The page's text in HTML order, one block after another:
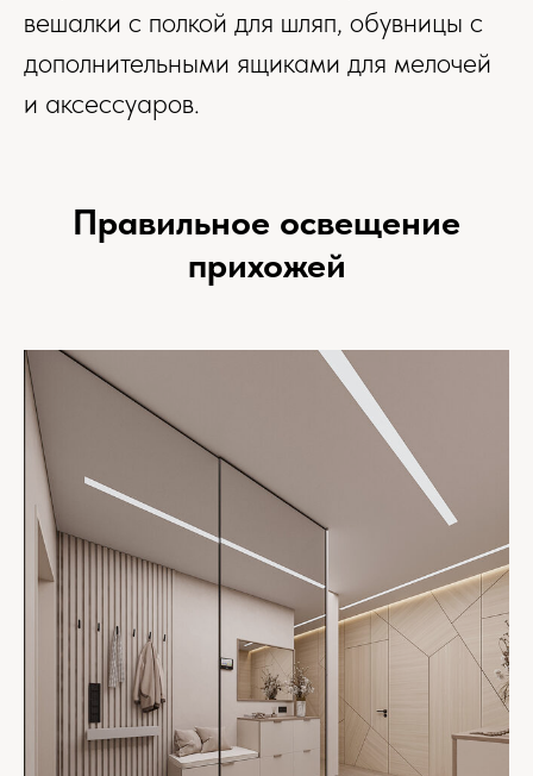
вешалки с полкой для шляп, обувницы с
дополнительными ящиками для мелочей
и аксессуаров.
Правильное освещение
прихожей